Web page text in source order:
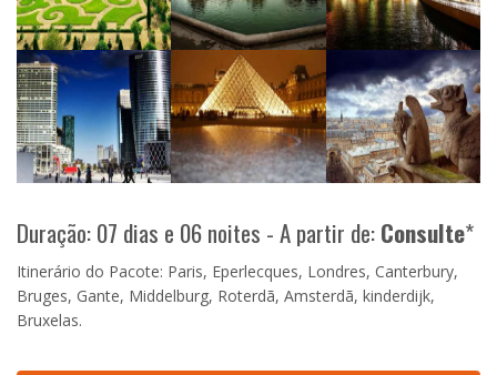
Duração: 07 dias e 06 noites - A partir de:Consulte*
Itinerário do Pacote: Paris, Eperlecques, Londres, Canterbury,
Bruges, Gante, Middelburg, Roterdã, Amsterdã, kinderdijk,
Bruxelas.